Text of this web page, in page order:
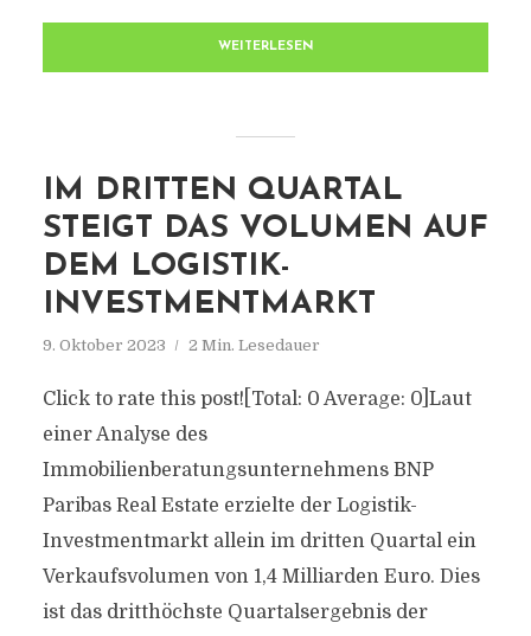
WEITERLESEN
IM DRITTEN QUARTAL
STEIGT DAS VOLUMEN AUF
DEM LOGISTIK-
INVESTMENTMARKT
9. Oktober 2023 2 Min. Lesedauer
Click to rate this post![Total: 0 Average: 0]Laut
einer Analyse des
Immobilienberatungsunternehmens BNP
Paribas Real Estate erzielte der Logistik-
Investmentmarkt allein im dritten Quartal ein
Verkaufsvolumen von 1,4 Milliarden Euro. Dies
ist das dritthöchste Quartalsergebnis der